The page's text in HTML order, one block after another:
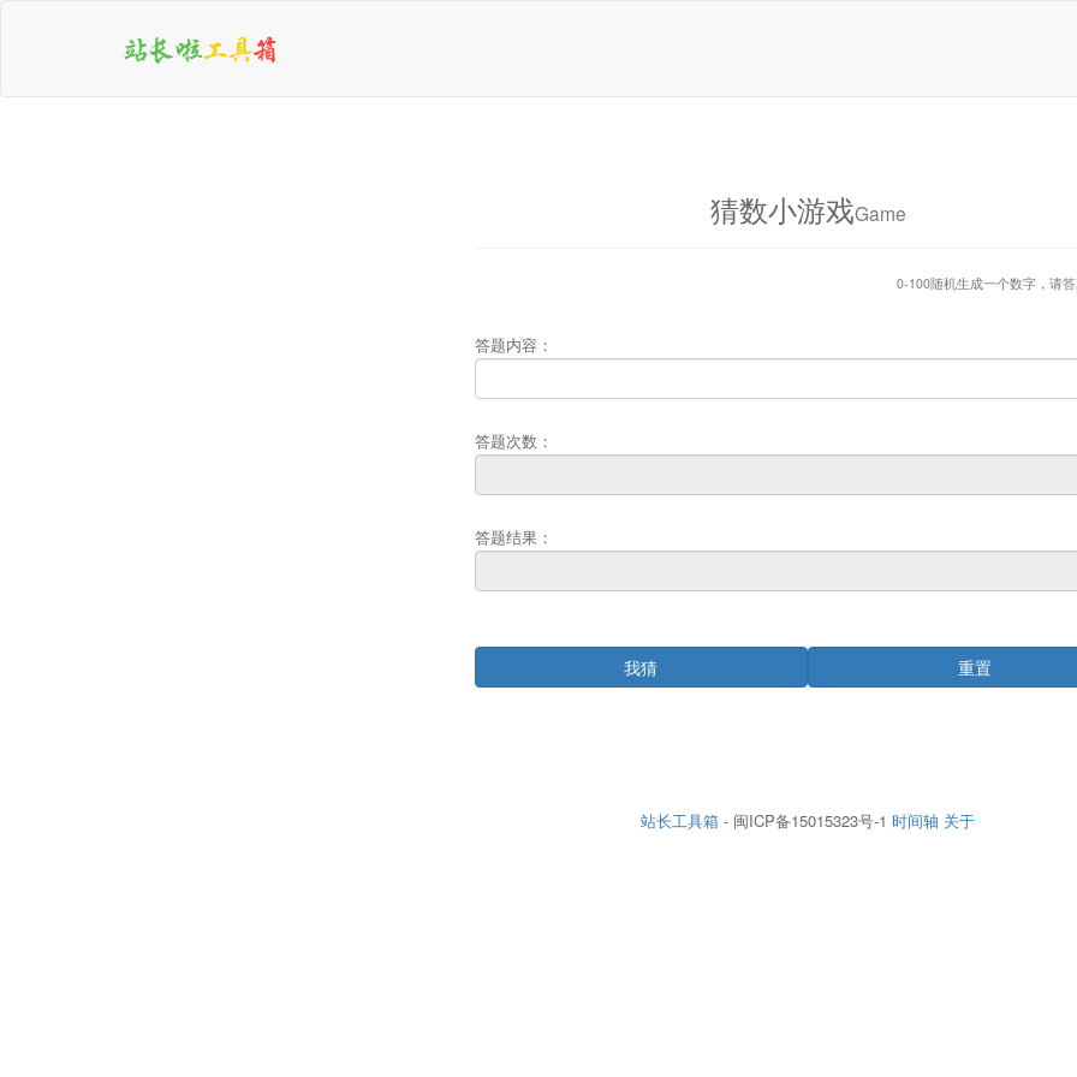
猜数小游戏Game
0-100随机生成一个数字，请
答题内容：
答题次数：
答题结果：
站长工具箱 - 闽ICP备15015323号-1 时间轴 关于